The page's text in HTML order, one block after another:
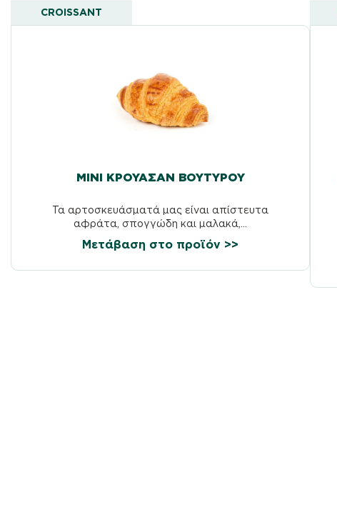
CROISSANT
ΜΊΝΙ ΚΡΟΥΑΣΆΝ ΒΟΥΤΎΡΟΥ
Τα αρτοσκευάσματά μας είναι απίστευτα
αφράτα, σπογγώδη και μαλακά,...
Μετάβαση στο προϊόν >>